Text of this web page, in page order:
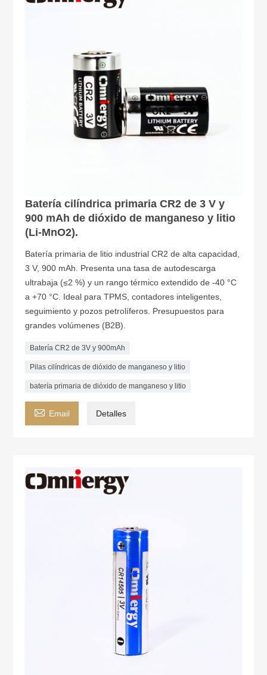
Batería cilíndrica primaria CR2 de 3 V y
900 mAh de dióxido de manganeso y litio
(Li-MnO2).
Batería primaria de litio industrial CR2 de alta capacidad,
3 V, 900 mAh. Presenta una tasa de autodescarga
ultrabaja (≤2 %) y un rango térmico extendido de -40 °C
a +70 °C. Ideal para TPMS, contadores inteligentes,
seguimiento y pozos petrolíferos. Presupuestos para
grandes volúmenes (B2B).
Batería CR2 de 3V y 900mAh
Pilas cilíndricas de dióxido de manganeso y litio
batería primaria de dióxido de manganeso y litio
 Email Detalles